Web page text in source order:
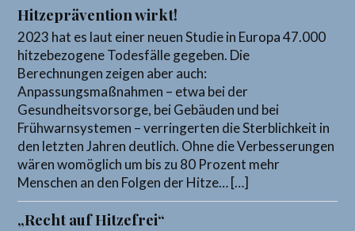
Hitzeprävention wirkt!
2023 hat es laut einer neuen Studie in Europa 47.000
hitzebezogene Todesfälle gegeben. Die
Berechnungen zeigen aber auch:
Anpassungsmaßnahmen – etwa bei der
Gesundheitsvorsorge, bei Gebäuden und bei
Frühwarnsystemen – verringerten die Sterblichkeit in
den letzten Jahren deutlich. Ohne die Verbesserungen
wären womöglich um bis zu 80 Prozent mehr
Menschen an den Folgen der Hitze… […]
„Recht auf Hitzefrei“